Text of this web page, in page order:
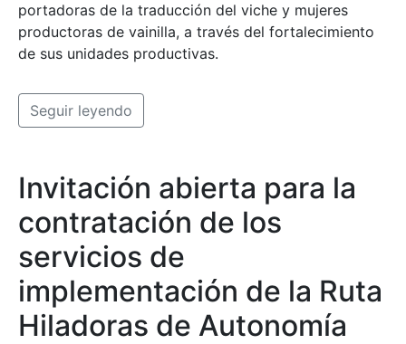
portadoras de la traducción del viche y mujeres
productoras de vainilla, a través del fortalecimiento
de sus unidades productivas.
Seguir leyendo
Invitación abierta para la
contratación de los
servicios de
implementación de la Ruta
Hiladoras de Autonomía
@fondomujer
LinkedIn:
Fondo Mujer
Youtube:
Fondo Mujer